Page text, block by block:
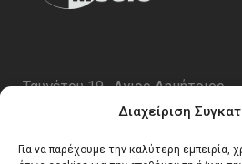
Διαχείριση
Για να παρέχουμε την καλύτερη εμπειρία,
Ταυγέτου 19 , Αγιος Δημήτριος
email:info@generalmusic.gr